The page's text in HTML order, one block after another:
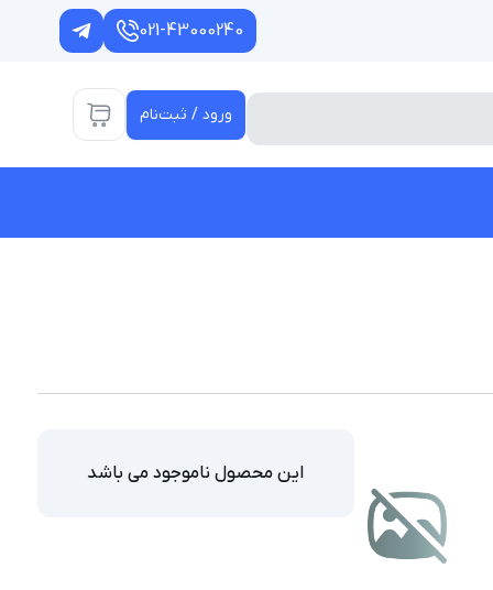
021-43000240
ورود / ثبت‌نام
این محصول ناموجود می باشد